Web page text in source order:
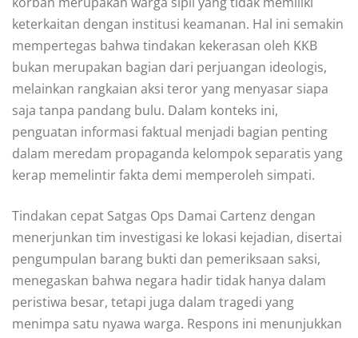
keterkaitan dengan institusi keamanan. Hal ini semakin
mempertegas bahwa tindakan kekerasan oleh KKB
bukan merupakan bagian dari perjuangan ideologis,
melainkan rangkaian aksi teror yang menyasar siapa
saja tanpa pandang bulu. Dalam konteks ini,
penguatan informasi faktual menjadi bagian penting
dalam meredam propaganda kelompok separatis yang
kerap memelintir fakta demi memperoleh simpati.
Tindakan cepat Satgas Ops Damai Cartenz dengan
menerjunkan tim investigasi ke lokasi kejadian, disertai
pengumpulan barang bukti dan pemeriksaan saksi,
menegaskan bahwa negara hadir tidak hanya dalam
peristiwa besar, tetapi juga dalam tragedi yang
menimpa satu nyawa warga. Respons ini menunjukkan